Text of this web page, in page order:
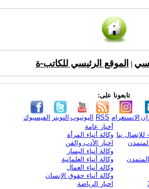
الموقع الرئيسي للكاتب-ة
تابعونا على:
الفيسبوك التويتر اليوتيوب RSS الانستغرام
بنا
أخبار عامة
وكالة أنباء المرأة
اخبار الأدب والفن
وكالة أنباء اليسار
وكالة أنباء العلمانية
وكالة أنباء العمال
وكالة أنباء حقوق الإنسان
اخبار الرياضة